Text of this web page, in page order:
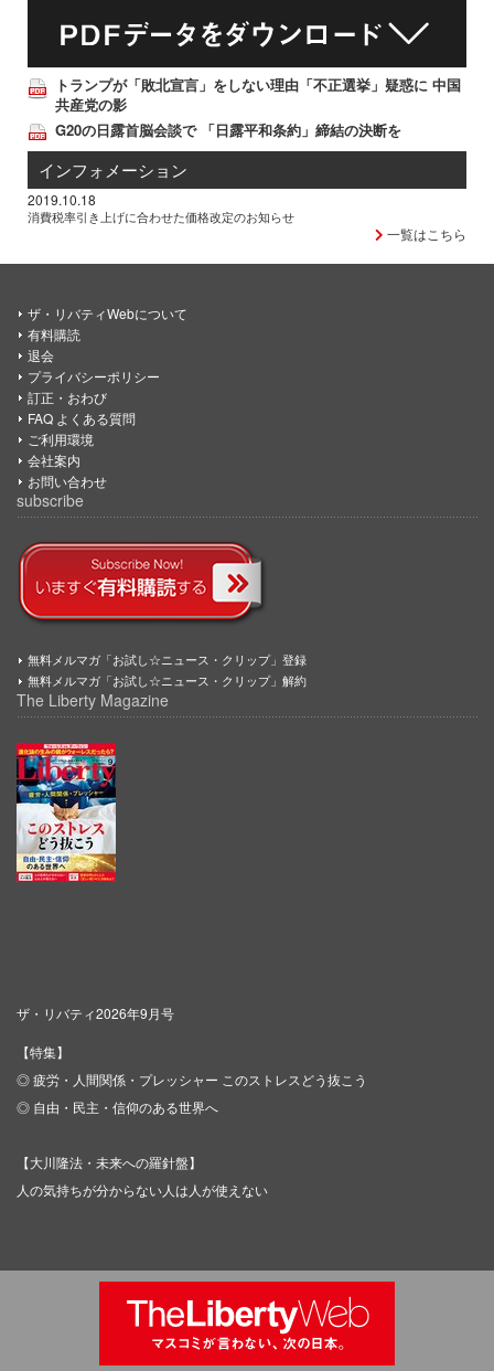
トランプが「敗北宣言」をしない理由「不正選挙」疑惑に 中国
共産党の影
G20の日露首脳会談で 「日露平和条約」締結の決断を
インフォメーション
2019.10.18
消費税率引き上げに合わせた価格改定のお知らせ
一覧はこちら
ザ・リバティWebについて
有料購読
退会
プライバシーポリシー
訂正・おわび
FAQ よくある質問
ご利用環境
会社案内
お問い合わせ
subscribe
無料メルマガ「お試し☆ニュース・クリップ」登録
無料メルマガ「お試し☆ニュース・クリップ」解約
The Liberty Magazine
ザ・リバティ2026年9月号
【特集】
◎ 疲労・人間関係・プレッシャー このストレスどう抜こう
◎ 自由・民主・信仰のある世界へ
【大川隆法・未来への羅針盤】
人の気持ちが分からない人は人が使えない